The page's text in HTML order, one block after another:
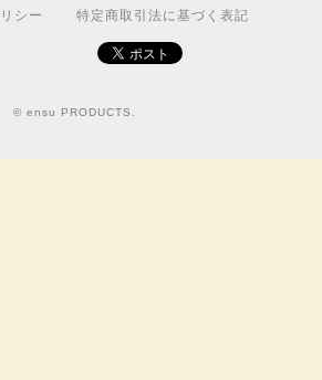
シー 特定商取引法に基づく表記
© ensu PRODUCTS.